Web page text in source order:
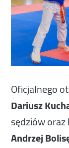
Oficjalnego
Dariusz
sędziów
Andrzej